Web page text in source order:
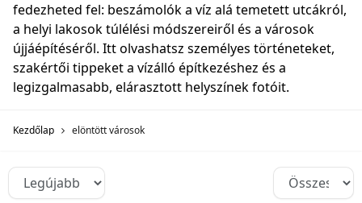
fedezheted fel: beszámolók a víz alá temetett utcákról,
a helyi lakosok túlélési módszereiről és a városok
újjáépítéséről. Itt olvashatsz személyes történeteket,
szakértői tippeket a vízálló építkezéshez és a
legizgalmasabb, elárasztott helyszínek fotóit.
Kezdőlap elöntött városok